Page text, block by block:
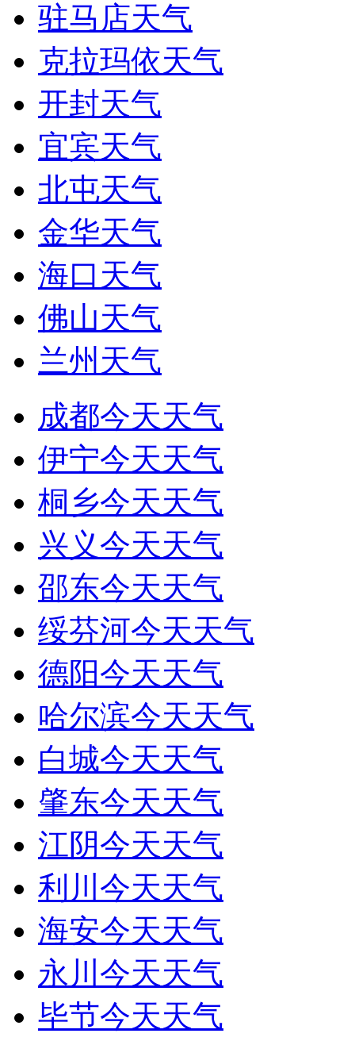
驻马店天气
克拉玛依天气
开封天气
宜宾天气
北屯天气
金华天气
海口天气
佛山天气
兰州天气
成都今天天气
伊宁今天天气
桐乡今天天气
兴义今天天气
邵东今天天气
绥芬河今天天气
德阳今天天气
哈尔滨今天天气
白城今天天气
肇东今天天气
江阴今天天气
利川今天天气
海安今天天气
永川今天天气
毕节今天天气